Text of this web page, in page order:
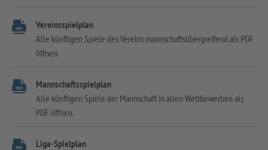
Vereinsspielplan
Alle künftigen Spiele des Vereins mannschaftsübergreifend als PDF
öffnen.
Mannschaftsspielplan
Alle künftigen Spiele der Mannschaft in allen Wettbewerben als
PDF öffnen.
Liga-Spielplan